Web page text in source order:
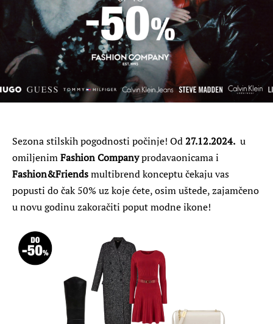
Sezona stilskih pogodnosti počinje! Od27.12.2024. u
omiljenimFashion Companyprodavaonicama i
Fashion&Friendsmultibrend konceptu čekaju vas
popusti do čak 50% uz koje ćete, osim uštede, zajamčeno
u novu godinu zakoračiti poput modne ikone!